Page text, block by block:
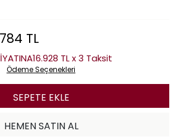
TL
16.928 TL x 3 Taksit
Ödeme Seçenekleri
SEPETE EKLE
HEMEN SATIN AL